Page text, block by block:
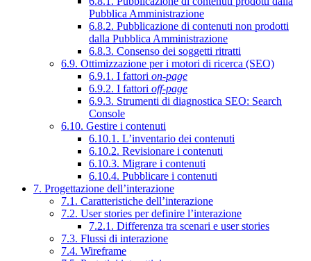
Pubblica Amministrazione
6.8.2. Pubblicazione di contenuti non prodotti
dalla Pubblica Amministrazione
6.8.3. Consenso dei soggetti ritratti
6.9. Ottimizzazione per i motori di ricerca (SEO)
6.9.1. I fattori on-page
6.9.2. I fattori off-page
6.9.3. Strumenti di diagnostica SEO: Search
Console
6.10. Gestire i contenuti
6.10.1. L’inventario dei contenuti
6.10.2. Revisionare i contenuti
6.10.3. Migrare i contenuti
6.10.4. Pubblicare i contenuti
7. Progettazione dell’interazione
7.1. Caratteristiche dell’interazione
7.2. User stories per definire l’interazione
7.2.1. Differenza tra scenari e user stories
7.3. Flussi di interazione
7.4. Wireframe